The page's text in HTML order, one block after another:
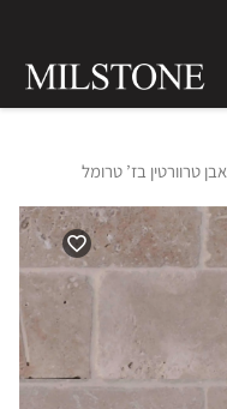
אבן טרוורטין בז’ טרומל